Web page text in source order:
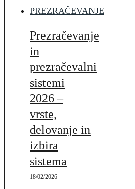
PREZRAČEVANJE
Prezračevanje
in
prezračevalni
sistemi
2026 –
vrste,
delovanje in
izbira
sistema
18/02/2026